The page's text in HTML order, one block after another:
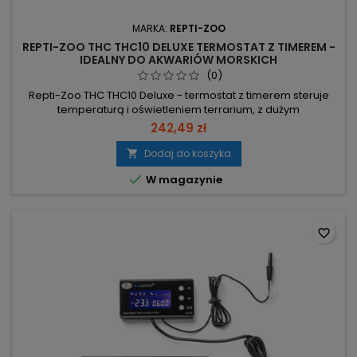
MARKA: REPTI-ZOO
REPTI-ZOO THC THC10 DELUXE TERMOSTAT Z TIMEREM -
IDEALNY DO AKWARIÓW MORSKICH
(0)
Repti-Zoo THC THC10 Deluxe - termostat z timerem steruje
temperaturą i oświetleniem terrarium, z dużym
podświetlanym wyświetlaczem i pamięcią ustawień przy
braku prądu. Dwa niezależne wyjścia (A: temperatura —
grzanie/chłodzenie; B: oświetlenie) — synchronizacja lamp i
mat. 2x600W maks. moc — obsługa dwóch urządzeń
grzewczych bez przeciążenia....
242,49 zł
 Dodaj do koszyka
 W magazynie
favorite_border